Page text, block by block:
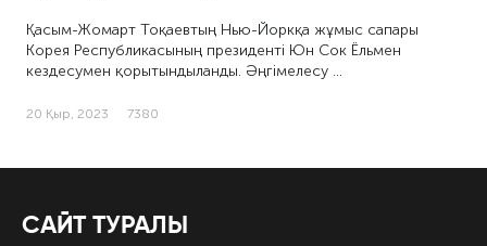
Қасым-Жомарт Тоқаевтың Нью-Йоркқа жұмыс сапары
Корея Республикасының президенті Юн Сок Ёльмен
кездесумен қорытындыланды. Әңгімелесу …
20 Қыр, 2023 7380
САЙТ ТУРАЛЫ